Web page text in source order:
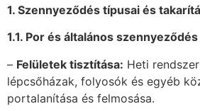
1. Szennyeződés típusai és
1.1. Por és általános szennyeződés
– Felületek tisztítása: Heti
lépcsőházak, folyosók és egyéb
portalanítása és felmosása.